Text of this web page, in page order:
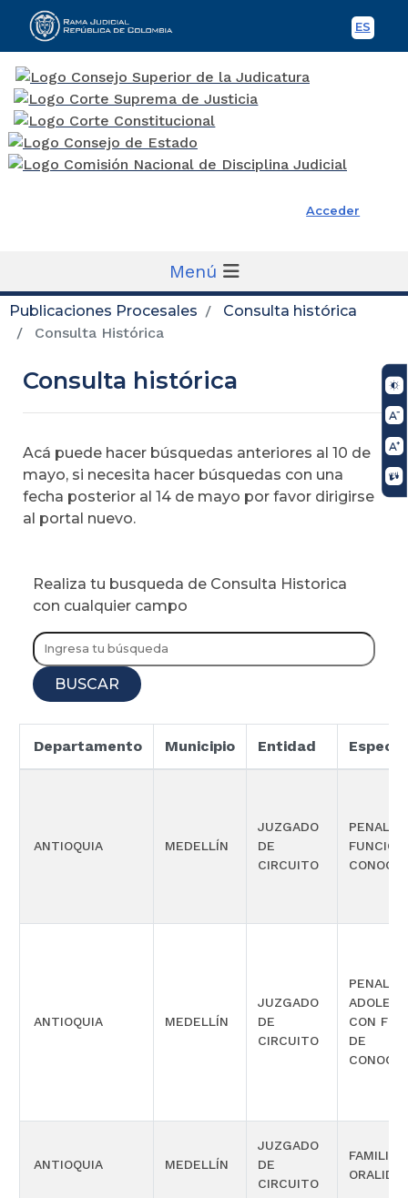
ES
Rama Judicial
Acceder
Menú
Publicaciones Procesales
Consulta histórica
Consulta Histórica
Consulta histórica
Acá puede hacer búsquedas anteriores al 10 de
mayo, si necesita hacer búsquedas con una
fecha posterior al 14 de mayo por favor dirigirse
al portal nuevo.
Realiza tu busqueda de Consulta Historica
con cualquier campo
BUSCAR
Departamento Municipio Entidad
ANTIOQUIA MEDELLÍN
JUZGADO
DE
CIRCUITO
PENAL
ANTIOQUIA MEDELLÍN
JUZGADO
DE
CIRCUITO
PENAL
CON
DE
ANTIOQUIA MEDELLÍN
JUZGADO
DE
CIRCUITO
FAMILIA